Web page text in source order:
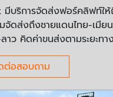
มีบริการจัดส่งฟอร์คลิฟท์ใ
จัดส่งถึงชายแดนไทย-เมีย
าว คิดค่าขนส่งตามระยะทา
ต่อสอบถาม